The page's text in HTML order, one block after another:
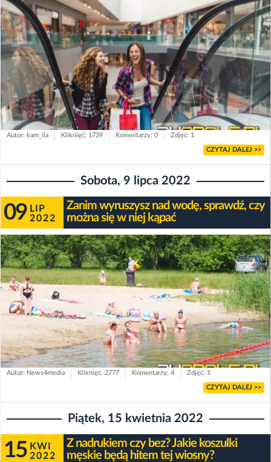
Autor: kam_ila Kliknięć: 1739 Komentarzy: 0 Zdjęć: 1
CZYTAJ DALEJ >>
Sobota, 9 lipca 2022
09 LIP
2022
Zanim wyruszysz nad wodę, sprawdź, czy
można się w niej kąpać
Autor: News4media Kliknięć: 2777 Komentarzy: 4 Zdjęć: 1
CZYTAJ DALEJ >>
Piątek, 15 kwietnia 2022
15 KWI
2022
Z nadrukiem czy bez? Jakie koszulki
męskie będą hitem tej wiosny?